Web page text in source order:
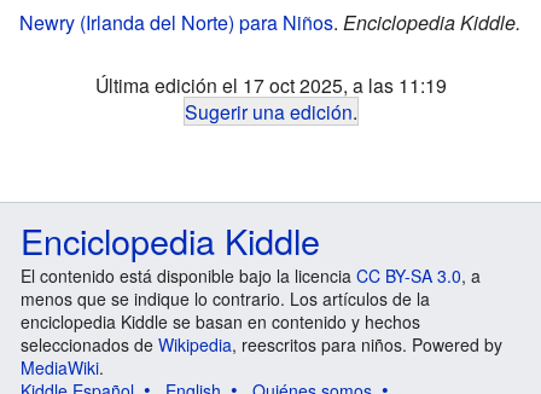
Newry (Irlanda del Norte) para Niños. Enciclopedia Kiddle.
Última edición el 17 oct 2025, a las 11:19
Sugerir una edición.
Enciclopedia Kiddle
El contenido está disponible bajo la licencia CC BY-SA 3.0, a
menos que se indique lo contrario. Los artículos de la
enciclopedia Kiddle se basan en contenido y hechos
seleccionados de Wikipedia, reescritos para niños. Powered by
MediaWiki.